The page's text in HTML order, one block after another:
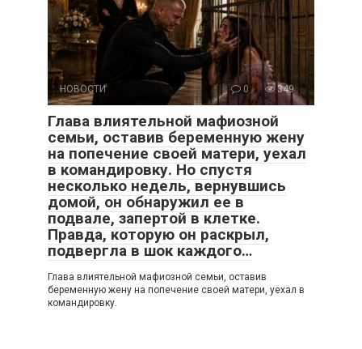
НОВОСТИ 0 349
Глава влиятельной мафиозной
семьи, оставив беременную жену
на попечение своей матери, уехал
в командировку. Но спустя
несколько недель, вернувшись
домой, он обнаружил ее в
подвале, запертой в клетке.
Правда, которую он раскрыл,
подвергла в шок каждого…
Глава влиятельной мафиозной семьи, оставив
беременную жену на попечение своей матери, уехал в
командировку.